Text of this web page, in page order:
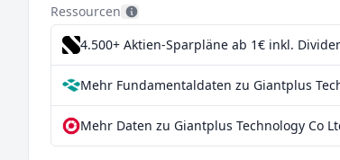
Ressourcen
4.500+ Aktien-Sparpläne ab 1€ inkl.
Mehr Fundamentaldaten zu Giantplus
Mehr Daten zu Giantplus Technology Co